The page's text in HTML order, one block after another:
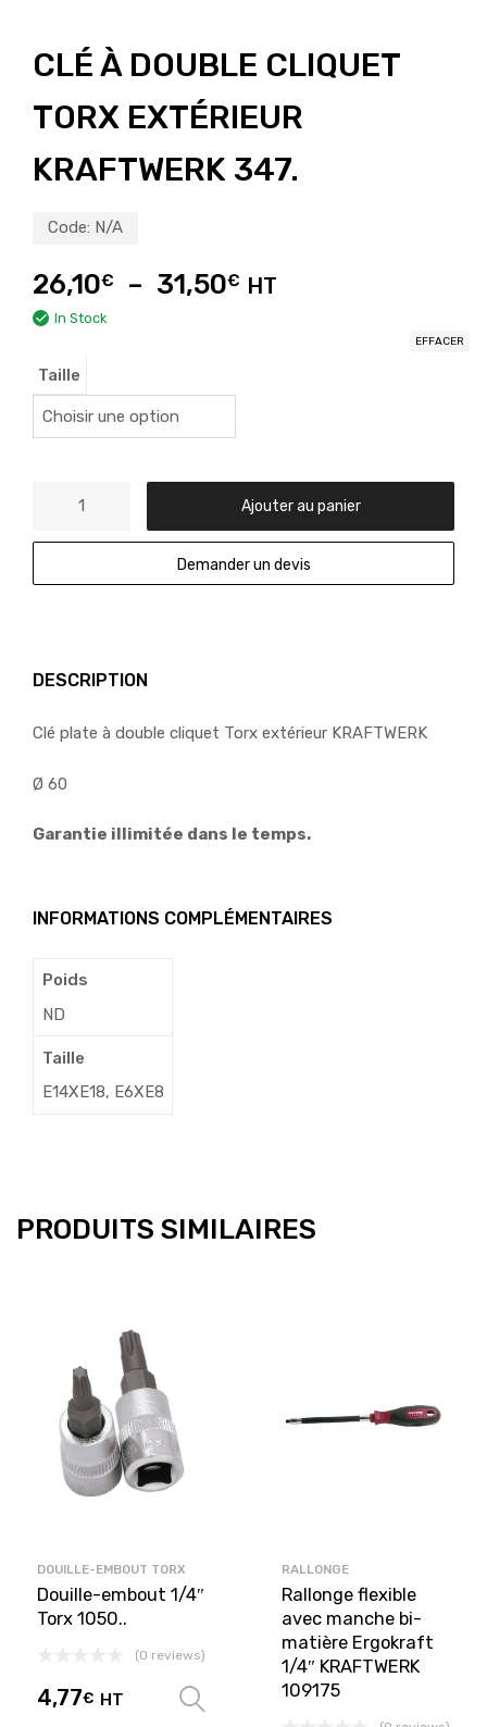
CLÉ À DOUBLE CLIQUET
TORX EXTÉRIEUR
KRAFTWERK 347.
Code: N/A
26,10€ – 31,50€ HT
In Stock
Taille
EFFACER
Ajouter au panier
Demander un devis
DESCRIPTION
Clé plate à double cliquet Torx extérieur KRAFTWERK
Ø 60
Garantie illimitée dans le temps.
INFORMATIONS COMPLÉMENTAIRES
Poids
ND
Taille
E14XE18, E6XE8
PRODUITS SIMILAIRES
DOUILLE-EMBOUT TORX
Douille-embout 1/4″
Torx 1050..
(0 reviews)
4,77€ HT Choix des options
RALLONGE
Rallonge flexible
avec manche bi-
matière Ergokraft
1/4″ KRAFTWERK
109175